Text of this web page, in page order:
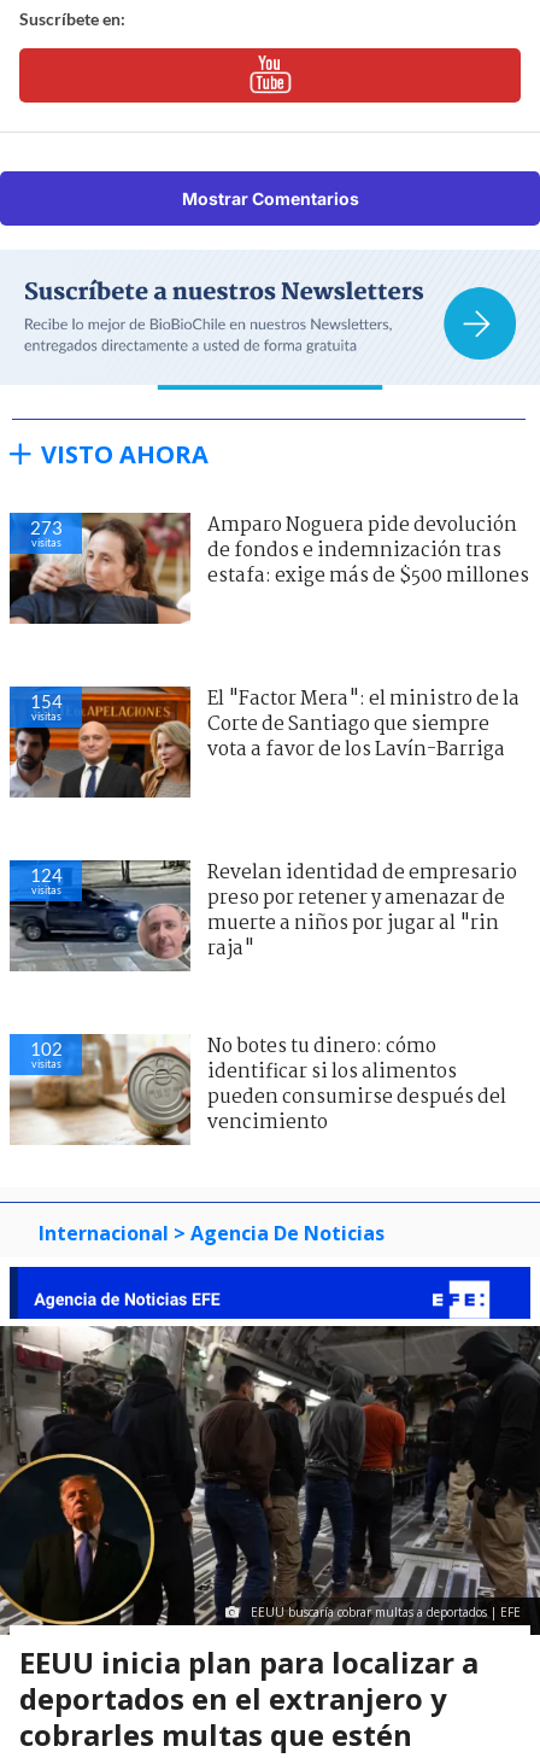
Suscríbete en:
Mostrar Comentarios
VISTO AHORA
273
visitas
Amparo Noguera pide devolución
de fondos e indemnización tras
estafa: exige más de $500 millones
154
visitas
El "Factor Mera": el ministro de la
Corte de Santiago que siempre
vota a favor de los Lavín-Barriga
124
visitas
Revelan identidad de empresario
preso por retener y amenazar de
muerte a niños por jugar al "rin
raja"
102
visitas
No botes tu dinero: cómo
identificar si los alimentos
pueden consumirse después del
vencimiento
Internacional > Agencia De Noticias
EEUU buscaría cobrar multas a deportados | EFE
EEUU inicia plan para localizar a
deportados en el extranjero y
cobrarles multas que estén